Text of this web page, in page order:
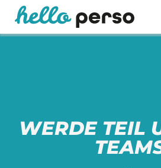
WERDE TEIL